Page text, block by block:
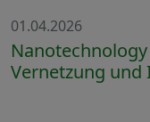
01.04.2026
Vernetzung und